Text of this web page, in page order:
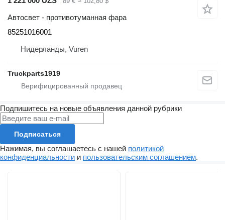
Автосвет - противотуманная фара
85251016001
Нидерланды, Vuren
Truckparts1919
Подпишитесь на новые объявления данной рубрики
Подписаться
Нажимая, вы соглашаетесь с нашей политикой
конфиденциальности и пользовательским соглашением.